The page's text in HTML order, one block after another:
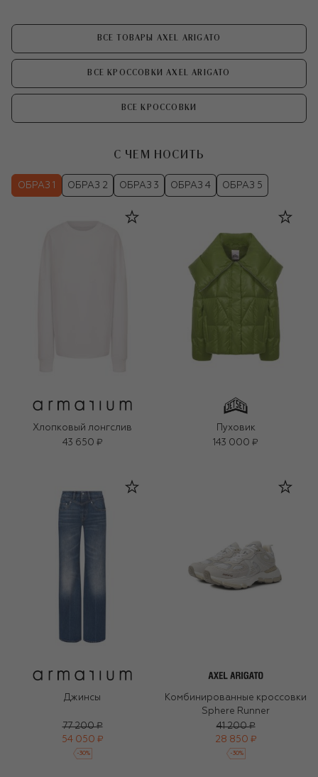
ВСЕ ТОВАРЫ AXEL ARIGATO
ВСЕ КРОССОВКИ AXEL ARIGATO
ВСЕ КРОССОВКИ
С ЧЕМ НОСИТЬ
ОБРАЗ 1 ОБРАЗ 2 ОБРАЗ 3 ОБРАЗ 4 ОБРАЗ 5
Хлопковый лонгслив
43 650 ₽
Пуховик
143 000 ₽
Джинсы
77 200 ₽
54 050 ₽
-30%
Комбинированные кроссовки
Sphere Runner
41 200 ₽
28 850 ₽
-30%